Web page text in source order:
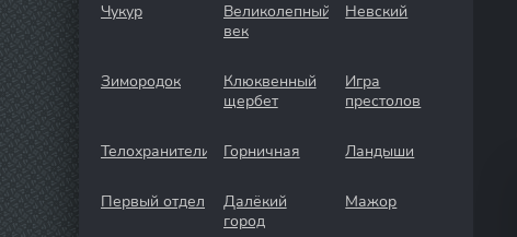
Чукур
Великолепный
век
Невский
Зимородок
Клюквенный
щербет
Игра
престолов
Телохранители Горничная Ландыши
Первый отдел
Далёкий
город
Мажор